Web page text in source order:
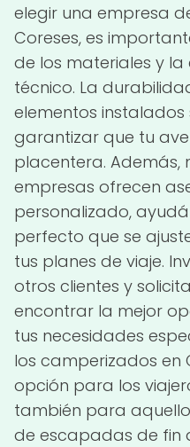
elegir una empresa
Coreses, es
de los materiales y
técnico. La
elementos
garantizar que tu
placentera. Además,
empresas ofrecen
personalizado,
perfecto que se
tus planes de viaje.
otros clientes y
encontrar la mejor
tus necesidades
los camperizados en
opción para los
también para
de escapadas de fin